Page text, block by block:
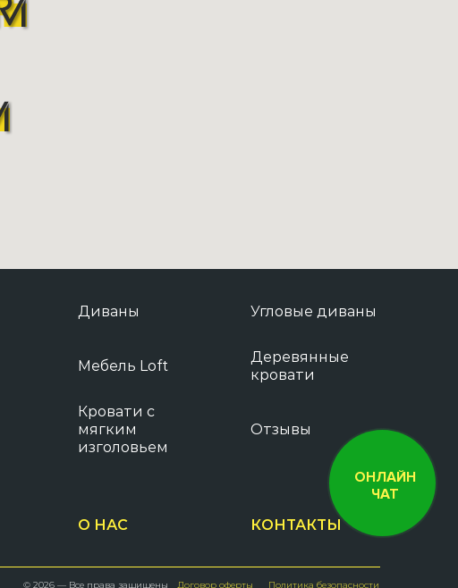
Диваны Угловые диваны
Мебель Loft
Деревянные
кровати
Кровати с
мягким
изголовьем
Отзывы
О НАС КОНТАКТЫ
© 2026 — Все права защищены Договор оферты Политика безопасности
ОНЛАЙН
ЧАТ